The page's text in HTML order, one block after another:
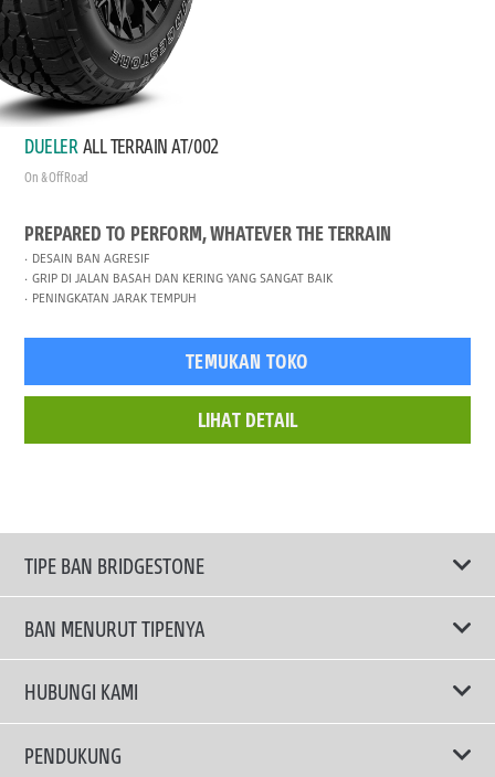
DUELER ALL TERRAIN AT/002
On & Off Road
PREPARED TO PERFORM, WHATEVER THE TERRAIN
DESAIN BAN AGRESIF
GRIP DI JALAN BASAH DAN KERING YANG SANGAT BAIK
PENINGKATAN JARAK TEMPUH
TEMUKAN TOKO
LIHAT DETAIL
TIPE BAN BRIDGESTONE
BAN MENURUT TIPENYA
Ban ENLITEN
Ban Performa
HUBUNGI KAMI
Email Kami
PENDUKUNG